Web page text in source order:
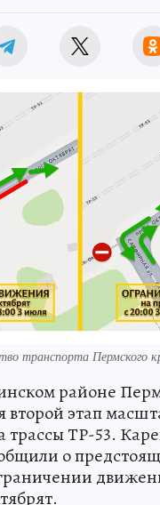
транспорта Пермского
районе
второй этап
трассы ТР-53.
о